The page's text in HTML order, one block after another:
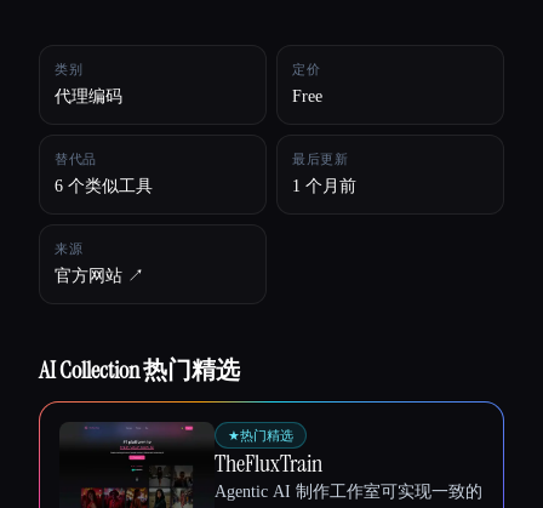
类别
代理编码
定价
Free
替代品
6 个类似工具
最后更新
1 个月前
来源
官方网站 ↗︎
AI Collection 热门精选
★热门精选
TheFluxTrain
Agentic AI 制作工作室可实现一致的